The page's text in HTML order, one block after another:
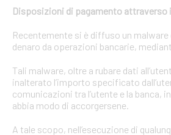
Disposizioni di pagamento attraverso
Recentemente si è diffuso un
denaro da operazioni bancarie,
Tali malware, oltre a rubare dati
inalterato l’importo specificato
comunicazioni tra l’utente e la banca,
abbia modo di accorgersene.
A tale scopo, nell’esecuzione di